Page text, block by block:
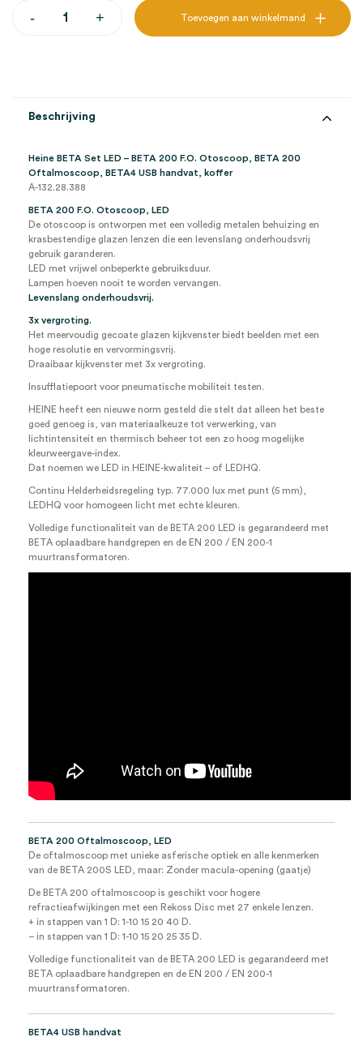
-
BETA
BETA4
USB
handvat,
koffer
(set)
aantal
+ Toevoegen aan winkelmand
Beschrijving
Heine BETA Set LED – BETA 200 F.O. Otoscoop, BETA 200
Oftalmoscoop, BETA4 USB handvat, koffer
A-132.28.388
BETA 200 F.O. Otoscoop, LED
De otoscoop is ontworpen met een volledig metalen behuizing en
krasbestendige glazen lenzen die een levenslang onderhoudsvrij
gebruik garanderen.
LED met vrijwel onbeperkte gebruiksduur.
Lampen hoeven nooit te worden vervangen.
Levenslang onderhoudsvrij.
3x vergroting.
Het meervoudig gecoate glazen kijkvenster biedt beelden met een
hoge resolutie en vervormingsvrij.
Draaibaar kijkvenster met 3x vergroting.
Insufflatiepoort voor pneumatische mobiliteit testen.
HEINE heeft een nieuwe norm gesteld die stelt dat alleen het beste
goed genoeg is, van materiaalkeuze tot verwerking, van
lichtintensiteit en thermisch beheer tot een zo hoog mogelijke
kleurweergave-index.
Dat noemen we LED in HEINE-kwaliteit – of LEDHQ.
Continu Helderheidsregeling typ. 77.000 lux met punt (5 mm),
LEDHQ voor homogeen licht met echte kleuren.
Volledige functionaliteit van de BETA 200 LED is gegarandeerd met
BETA oplaadbare handgrepen en de EN 200 / EN 200-1
muurtransformatoren.
BETA 200 Oftalmoscoop, LED
De oftalmoscoop met unieke asferische optiek en alle kenmerken
van de BETA 200S LED, maar: Zonder macula-opening (gaatje)
De BETA 200 oftalmoscoop is geschikt voor hogere
refractieafwijkingen met een Rekoss Disc met 27 enkele lenzen.
+ in stappen van 1 D: 1-10 15 20 40 D.
– in stappen van 1 D: 1-10 15 20 25 35 D.
Volledige functionaliteit van de BETA 200 LED is gegarandeerd met
BETA oplaadbare handgrepen en de EN 200 / EN 200-1
muurtransformatoren.
BETA4 USB handvat